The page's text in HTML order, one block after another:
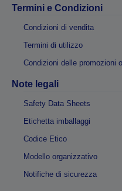
Termini e Condizioni
Condizioni di vendita
Termini di utilizzo
Condizioni delle promozioni
Note legali
Safety Data Sheets
Etichetta imballaggi
Codice Etico
Modello organizzativo
Notifiche di sicurezza